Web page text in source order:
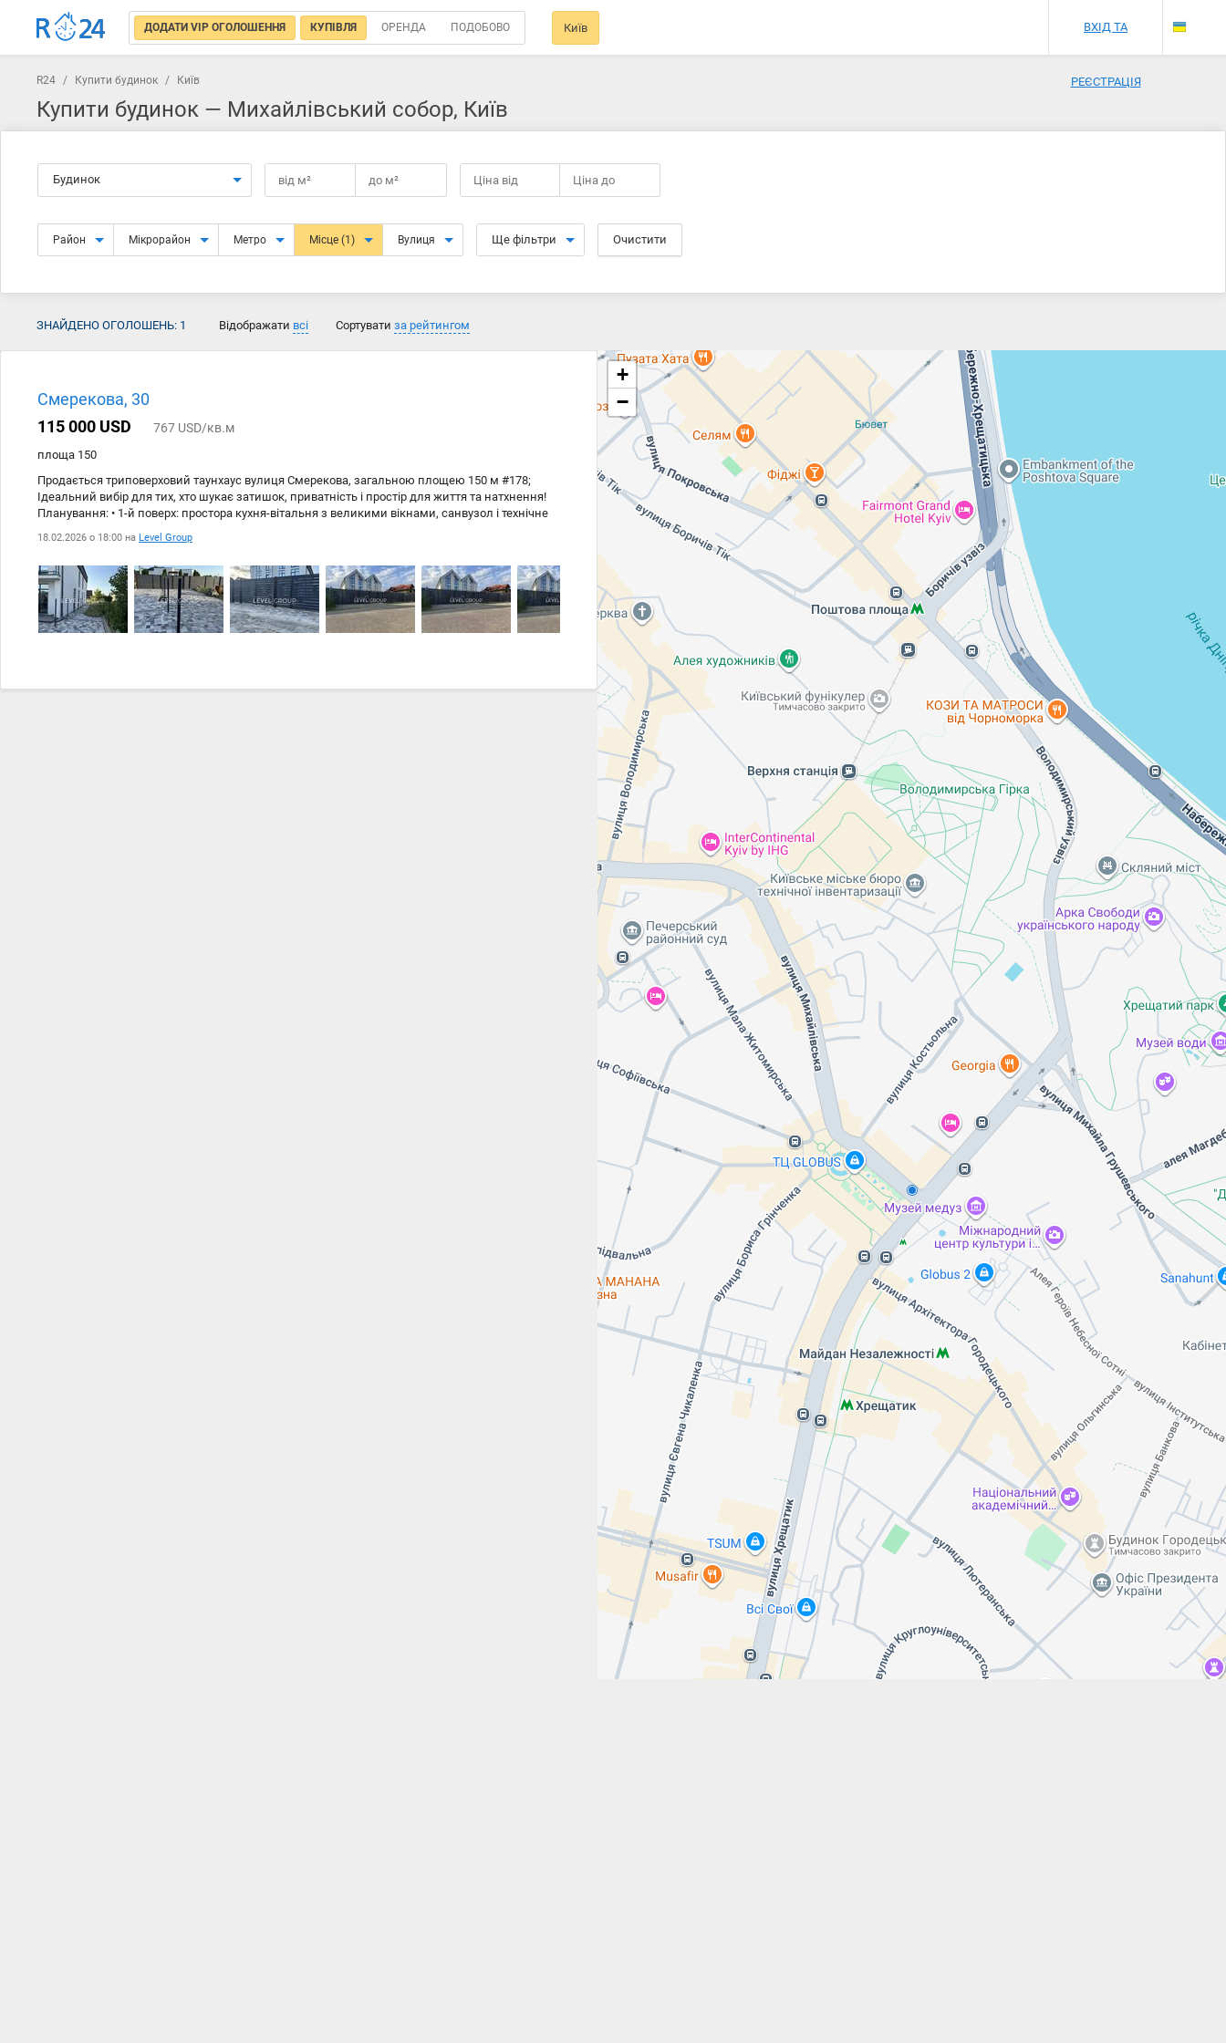
ДОДАТИ VIP ОГОЛОШЕННЯ КУПІВЛЯ ОРЕНДА ПОДОБОВО Київ ВХІД ТА
РЕЄСТРАЦІЯ
R24 / Купити будинок / Київ
Купити будинок — Михайлівський собор, Київ
Будинок від м² до м² Ціна від Ціна до
Район Мікрорайон Метро Місце (1) Вулиця Ще фільтри Очистити
ЗНАЙДЕНО ОГОЛОШЕНЬ: 1 Відображати всі Сортувати за рейтингом
Смерекова, 30
115 000 USD
767 USD/кв.м
площа 150
Продається триповерховий таунхаус вулиця Смерекова, загальною площею 150 м #178;
Ідеальний вибір для тих, хто шукає затишок, приватність і простір для життя та натхнення!
Планування: • 1-й поверх: простора кухня-вітальня з великими вікнами, санвузол і технічне
приміщення — все продумано до дрібниць для вашого щоденного комфорту. • 2-й поверх: три
затишні спальні та санвузол. Дві кімнаті має вихід на відкритий балкон — ідеальне місце
для ранкової кави. • 3-й поверх — справжня родзинка! Простора мансарда без перегородок —
це поле для творчості! Домашній кінотеатр, майстерня, зона релаксу або сучасна спальня —
ви вирішуєте! Просторий, теплий та енергоефективний дім з якісним будівництвом: •
Побудований з газоблоку, утеплення – 10 см (пінопласт барашек) • Бітумна черепиця, між
поверхами — 4 шари мінвати • Електроопалення (12 кВт) — сучасно та економно • Скважина,
18.02.2026 о 18:00 на Level Group
+
−